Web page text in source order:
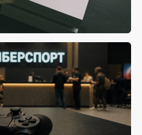
на gamescom 2026